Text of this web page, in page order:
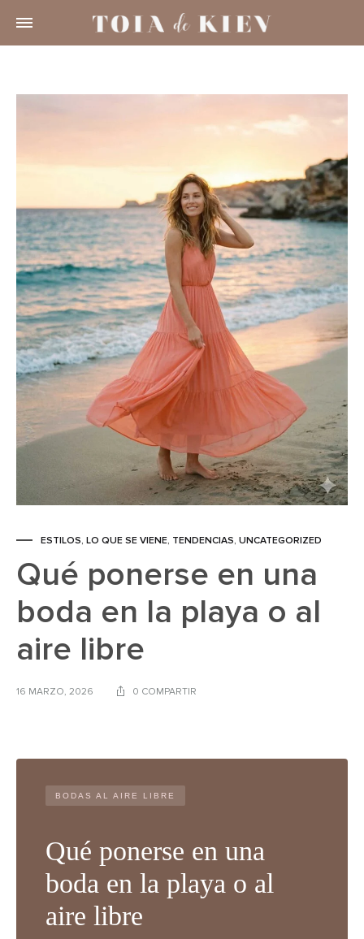
ESTILOS, LO QUE SE VIENE, TENDENCIAS, UNCATEGORIZED
Qué ponerse en una
boda en la playa o al
aire libre
16 MARZO, 2026 0 COMPARTIR
BODAS AL AIRE LIBRE
Qué ponerse en una
boda en la playa o al
aire libre